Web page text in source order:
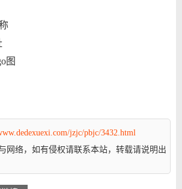
图
jzjc/pbjc/3432.html
网络，如有侵权请联系本站，转载请说明出